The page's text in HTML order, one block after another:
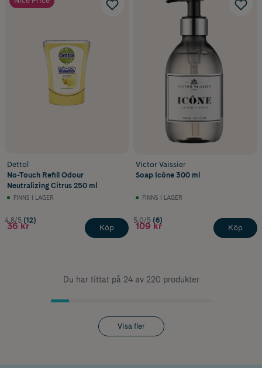
Dettol
No-Touch Refill Odour
Neutralizing Citrus 250 ml
FINNS I LAGER
4.8/5 (12)
36 kr Köp
Victor Vaissier
Soap Icône 300 ml
FINNS I LAGER
5.0/5 (6)
109 kr Köp
Du har tittat på 24 av 220 produkter
Visa fler